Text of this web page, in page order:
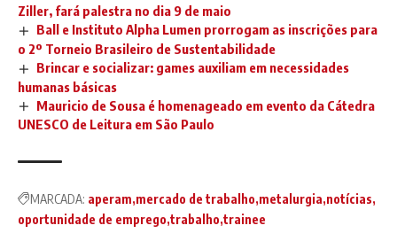
Ziller, fará palestra no dia 9 de maio
Ball e Instituto Alpha Lumen prorrogam as inscrições para
o 2º Torneio Brasileiro de Sustentabilidade
Brincar e socializar: games auxiliam em necessidades
humanas básicas
Mauricio de Sousa é homenageado em evento da Cátedra
UNESCO de Leitura em São Paulo
MARCADA: aperam mercado de trabalho metalurgia notícias
oportunidade de emprego trabalho trainee